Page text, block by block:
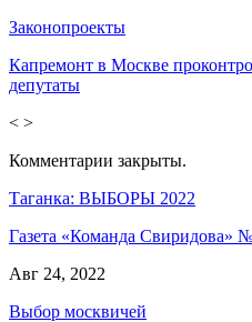
Законопроекты
Капремонт в Москве
депутаты
< >
Комментарии закрыты.
Таганка: ВЫБОРЫ 2022
Газета «Команда Свиридова»
Авг 24, 2022
Выбор москвичей